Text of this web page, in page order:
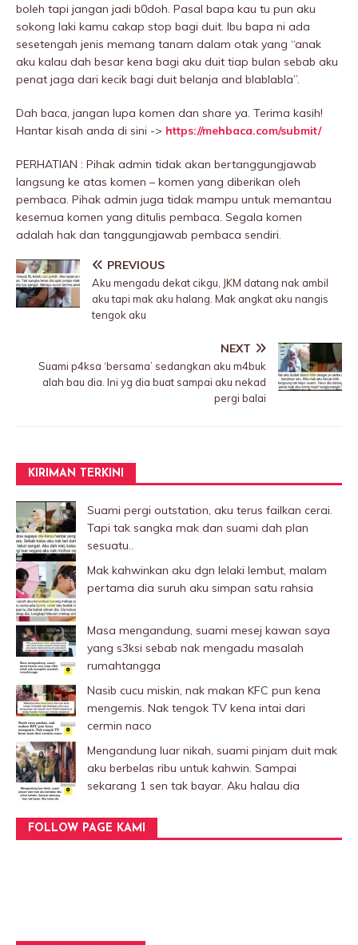
boleh tapi jangan jadi b0doh. Pasal bapa kau tu pun aku
sokong laki kamu cakap stop bagi duit. Ibu bapa ni ada
sesetengah jenis memang tanam dalam otak yang “anak
aku kalau dah besar kena bagi aku duit tiap bulan sebab aku
penat jaga dari kecik bagi duit belanja and blablabla”.
Dah baca, jangan lupa komen dan share ya. Terima kasih!
Hantar kisah anda di sini -> https://mehbaca.com/submit/
PERHATIAN : Pihak admin tidak akan bertanggungjawab
langsung ke atas komen – komen yang diberikan oleh
pembaca. Pihak admin juga tidak mampu untuk memantau
kesemua komen yang ditulis pembaca. Segala komen
adalah hak dan tanggungjawab pembaca sendiri.
PREVIOUS
Aku mengadu dekat cikgu, JKM datang nak ambil
aku tapi mak aku halang. Mak angkat aku nangis
tengok aku
NEXT
Suami p4ksa ‘bersama’ sedangkan aku m4buk
alah bau dia. Ini yg dia buat sampai aku nekad
pergi balai
KIRIMAN TERKINI
Suami pergi outstation, aku terus failkan cerai.
Tapi tak sangka mak dan suami dah plan
sesuatu..
Mak kahwinkan aku dgn lelaki Iembut, malam
pertama dia suruh aku simpan satu rahsia
Masa mengandung, suami mesej kawan saya
yang s3ksi sebab nak mengadu masalah
rumahtangga
Nasib cucu miskin, nak makan KFC pun kena
mengemis. Nak tengok TV kena intai dari
cermin naco
Mengandung luar nikah, suami pinjam duit mak
aku berbelas ribu untuk kahwin. Sampai
sekarang 1 sen tak bayar. Aku halau dia
FOLLOW PAGE KAMI